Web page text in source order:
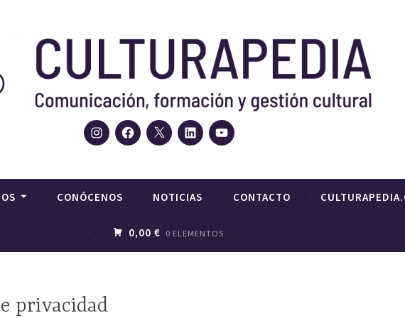
Comunicación,
cultural
agencia de contenidos, comunicación y gestión cultural
Instagram
Facebook
TwitterLinkedInYouTube
CONÓCENOS NOTICIAS CONTACTO
0,00 € 0 ELEMENTOS
privacidad